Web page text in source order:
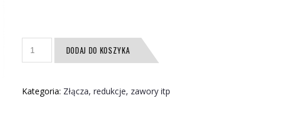
Złącze
do
DODAJ DO KOSZYKA
Kategoria: Złącza, redukcje, zawory itp